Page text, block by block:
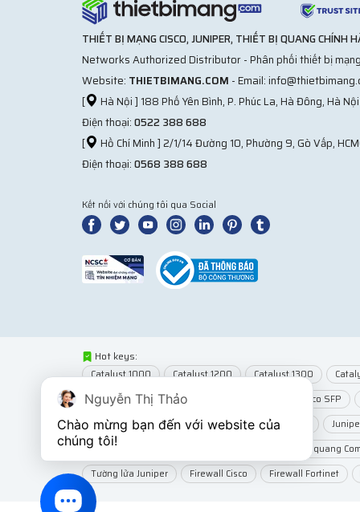
THIẾT BỊ MẠNG CISCO, JUNIPER, THIẾT BỊ QUANG CHÍNH
Networks Authorized Distributor - Phân phối thiết bị
Website: THIETBIMANG.COM - Email:
[
Hà Nội ] 188 Phố Yên Bình, P. Phúc La, Hà Đông, Hà Nội
Điện thoại:0522 388 688
[
Hồ Chí Minh ] 2/1/14 Đường 10, Phường 9, Gò Vấp,
Điện thoại:0568 388 688
Kết nối với chúng tôi qua Social
Hot keys:
Catalyst 1000 Catalyst 1200 Catalyst 1300
Network Modules
Module Cisco SFP
Wifi MikroTik
Wifi Juniper Juniper EX2300
Dây cáp quang
Cáp quang
Tường lửa Juniper
Firewall Cisco Firewall Fortinet
Nguyễn Thị Thảo
Chào mừng bạn đến với website của
chúng tôi!